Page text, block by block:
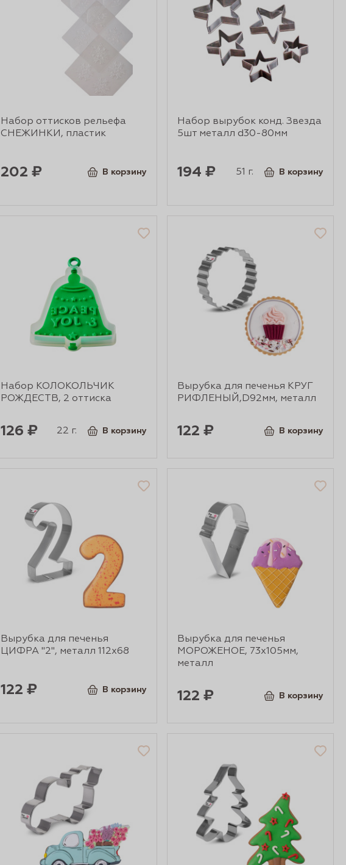
Набор оттисков рельефа
СНЕЖИНКИ, пластик
202 ₽ В корзину
Набор вырубок конд. Звезда
5шт металл d30-80мм
194 ₽ 51 г. В корзину
Набор КОЛОКОЛЬЧИК
РОЖДЕСТВ, 2 оттиска
126 ₽ 22 г. В корзину
Вырубка для печенья КРУГ
РИФЛЕНЫЙ,D92мм, металл
122 ₽ В корзину
Вырубка для печенья
ЦИФРА "2", металл 112х68
122 ₽ В корзину
Вырубка для печенья
МОРОЖЕНОЕ, 73х105мм,
металл
122 ₽ В корзину